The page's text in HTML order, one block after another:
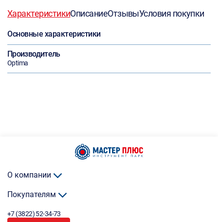
ХарактеристикиОписаниеОтзывыУсловия покупки
Основные характеристики
Производитель
Optima
О компании
Покупателям
+7 (3822) 52-34-73